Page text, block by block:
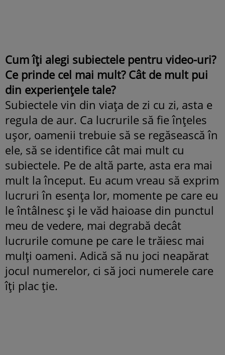
Cum îți alegi subiectele pentru video-uri?
Ce prinde cel mai mult? Cât de mult pui
din experiențele tale?
Subiectele vin din viața de zi cu zi, asta e
regula de aur. Ca lucrurile să fie înțeles
ușor, oamenii trebuie să se regăsească în
ele, să se identifice cât mai mult cu
subiectele. Pe de altă parte, asta era mai
mult la început. Eu acum vreau să exprim
lucruri în esența lor, momente pe care eu
le întâlnesc și le văd haioase din punctul
meu de vedere, mai degrabă decât
lucrurile comune pe care le trăiesc mai
mulți oameni. Adică să nu joci neapărat
jocul numerelor, ci să joci numerele care
îți plac ție.